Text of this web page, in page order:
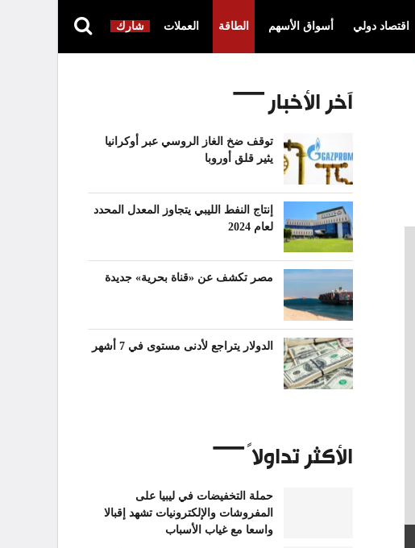
اقتصاد دولي أسواق الأسهم الطاقة العملات شارك
آخر الأخبار
توقف ضخ الغاز الروسي عبر أوكرانيا
يثير قلق أوروبا
إنتاج النفط الليبي يتجاوز المعدل المحدد
لعام 2024
مصر تكشف عن «قناة بحرية» جديدة
الدولار يتراجع لأدنى مستوى في 7 أشهر
الأكثر تداولاً
حملة التخفيضات في ليبيا على
المفروشات والإلكترونيات تشهد إقبالا
واسعا مع غياب الأسباب